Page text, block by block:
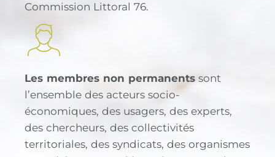
Commission Littoral 76.
Les membres non permanents sont
l’ensemble des acteurs socio-
économiques, des usagers, des experts,
des chercheurs, des collectivités
territoriales, des syndicats, des organismes